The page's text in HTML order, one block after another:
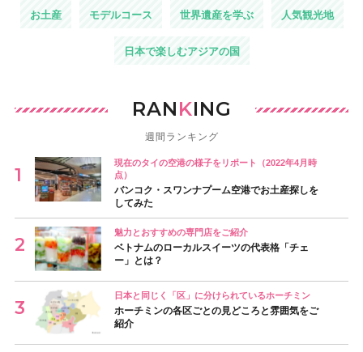
お土産 モデルコース 世界遺産を学ぶ 人気観光地
日本で楽しむアジアの国
RANKING
週間ランキング
現在のタイの空港の様子をリポート（2022年4月時
点）
バンコク・スワンナプーム空港でお土産探しを
してみた
魅力とおすすめの専門店をご紹介
ベトナムのローカルスイーツの代表格「チェ
ー」とは？
日本と同じく「区」に分けられているホーチミン
ホーチミンの各区ごとの見どころと雰囲気をご
紹介